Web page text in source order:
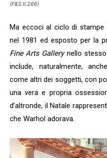
(F&S.II.266)
Ma eccoci al ciclo di stampe
nel 1981 ed esposto per la
Fine Arts Gallerynello stesso
include, naturalmente,
come altri dei soggetti, con
una vera e propria
d’altronde, il Natale
che Warhol adorava.